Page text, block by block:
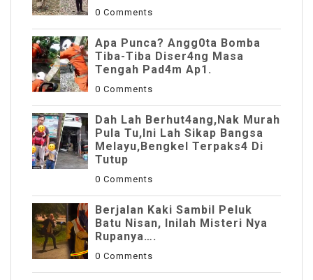
0 Comments
Apa Punca? Angg0ta Bomba
Tiba-Tiba Diser4ng Masa
Tengah Pad4m Ap1.
0 Comments
Dah Lah Berhut4ang,Nak Murah
Pula Tu,Ini Lah Sikap Bangsa
Melayu,Bengkel Terpaks4 Di
Tutup
0 Comments
Berjalan Kaki Sambil Peluk
Batu Nisan, Inilah Misteri Nya
Rupanya….
0 Comments